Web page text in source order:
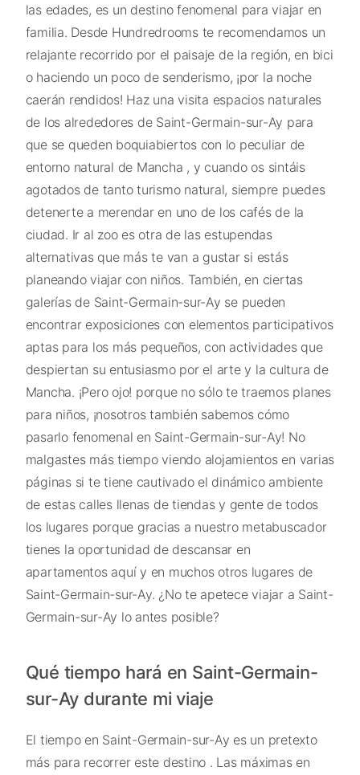
las edades, es un destino fenomenal para viajar en
familia. Desde Hundredrooms te recomendamos un
relajante recorrido por el paisaje de la región, en bici
o haciendo un poco de senderismo, ¡por la noche
caerán rendidos! Haz una visita espacios naturales
de los alrededores de Saint-Germain-sur-Ay para
que se queden boquiabiertos con lo peculiar de
entorno natural de Mancha , y cuando os sintáis
agotados de tanto turismo natural, siempre puedes
detenerte a merendar en uno de los cafés de la
ciudad. Ir al zoo es otra de las estupendas
alternativas que más te van a gustar si estás
planeando viajar con niños. También, en ciertas
galerías de Saint-Germain-sur-Ay se pueden
encontrar exposiciones con elementos participativos
aptas para los más pequeños, con actividades que
despiertan su entusiasmo por el arte y la cultura de
Mancha. ¡Pero ojo! porque no sólo te traemos planes
para niños, ¡nosotros también sabemos cómo
pasarlo fenomenal en Saint-Germain-sur-Ay! No
malgastes más tiempo viendo alojamientos en varias
páginas si te tiene cautivado el dinámico ambiente
de estas calles llenas de tiendas y gente de todos
los lugares porque gracias a nuestro metabuscador
tienes la oportunidad de descansar en
apartamentos aquí y en muchos otros lugares de
Saint-Germain-sur-Ay. ¿No te apetece viajar a Saint-
Germain-sur-Ay lo antes posible?
Qué tiempo hará en Saint-Germain-
sur-Ay durante mi viaje
El tiempo en Saint-Germain-sur-Ay es un pretexto
más para recorrer este destino . Las máximas en